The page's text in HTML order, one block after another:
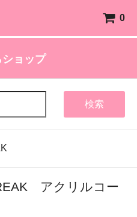
0
ショップ
検索
アクリルコー